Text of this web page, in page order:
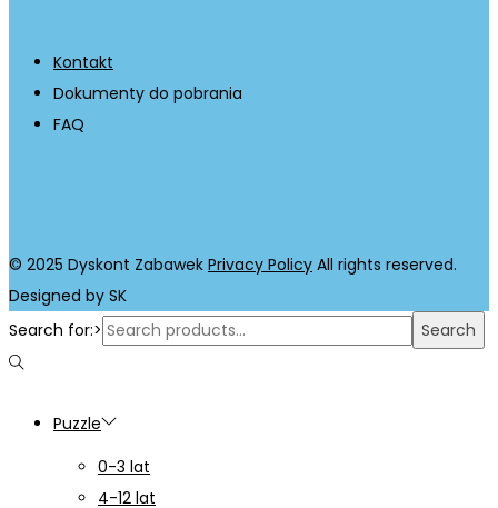
Kontakt
Dokumenty do pobrania
FAQ
© 2025 Dyskont Zabawek Privacy Policy All rights reserved.
Designed by SK
Search for:>
Search
Puzzle
0-3 lat
4-12 lat